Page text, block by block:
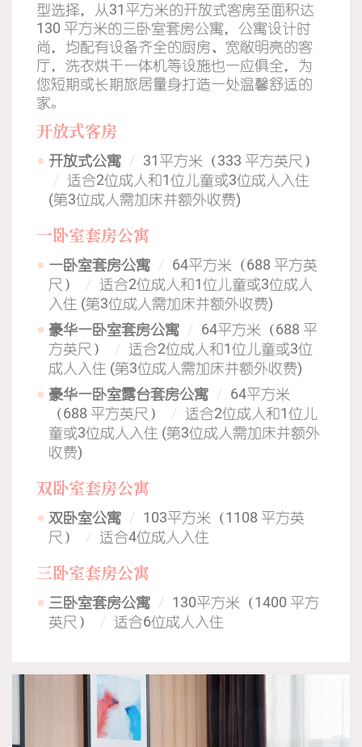
型选择，从31平方米的开放式客房至面积达
130 平方米的三卧室套房公寓，公寓设计时
尚，均配有设备齐全的厨房、宽敞明亮的客
厅，洗衣烘干一体机等设施也一应俱全，为
您短期或长期旅居量身打造一处温馨舒适的
家。
开放式客房
开放式公寓
31平方米（333 平方英尺）
适合2位成人和1位儿童或3位成人入住
(第3位成人需加床并额外收费)
一卧室套房公寓
一卧室套房公寓
64平方米（688 平方英
尺）
适合2位成人和1位儿童或3位成人
入住 (第3位成人需加床并额外收费)
豪华一卧室套房公寓
64平方米（688 平
方英尺）
适合2位成人和1位儿童或3位
成人入住 (第3位成人需加床并额外收费)
豪华一卧室露台套房公寓
64平方米
（688 平方英尺）
适合2位成人和1位儿
童或3位成人入住 (第3位成人需加床并额外
收费)
双卧室套房公寓
双卧室公寓
103平方米（1108 平方英
尺）
适合4位成人入住
三卧室套房公寓
三卧室套房公寓
130平方米（1400 平方
英尺）
适合6位成人入住